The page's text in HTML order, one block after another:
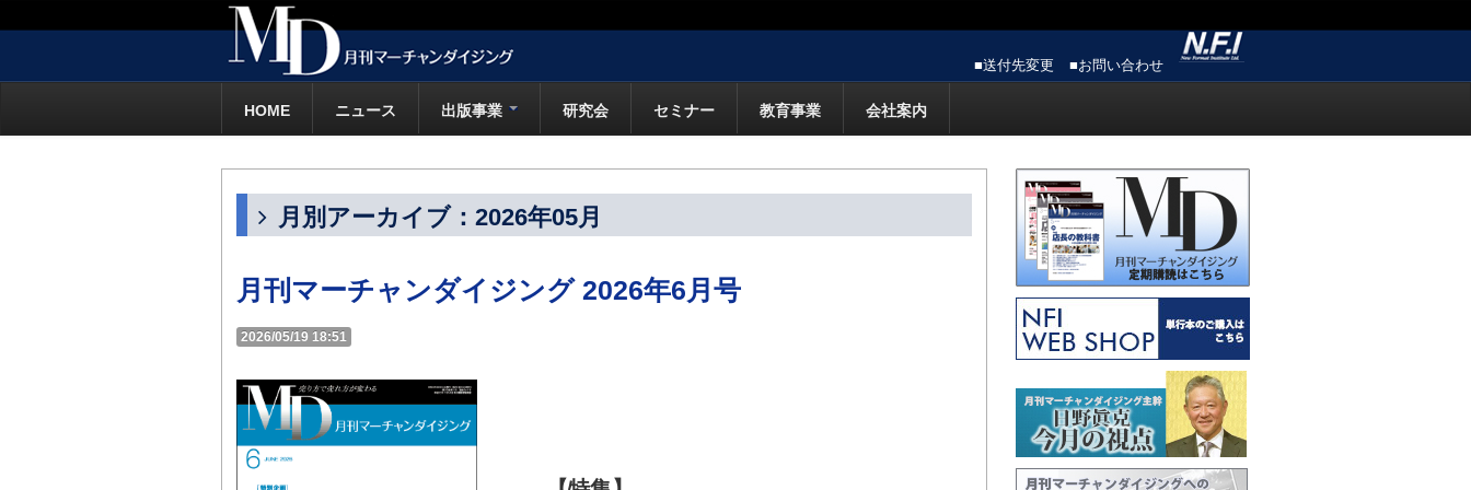
■送付先変更 ■お問い合わせ
HOME ニュース 出版事業 研究会 セミナー 教育事業 会社案内
月別アーカイブ：2026年05月
月刊マーチャンダイジング 2026年6月号
2026/05/19 18:51